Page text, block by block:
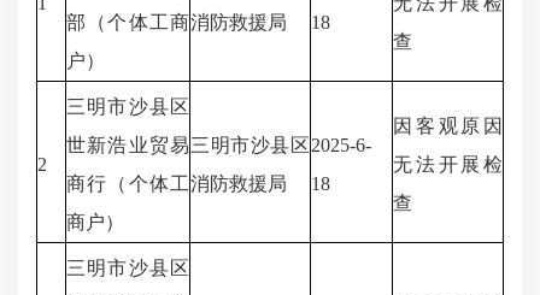
部（个体工商
户）
消防救援局
18
查
2
三明市沙县区
世新浩业贸易
商行（个体工
商户）
三明市沙县区
消防救援局
2025-6-
18
因客观原因
无法开展检
查
三明市沙县区